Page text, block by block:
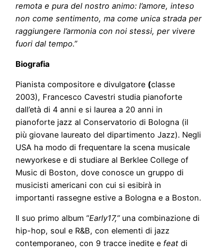
remota e pura del nostro animo: l’amore, inteso
non come sentimento, ma come unica strada per
raggiungere l’armonia con noi stessi, per vivere
fuori dal tempo.”
Biografia
Pianista compositore e divulgatore (classe
2003), Francesco Cavestri studia pianoforte
dall’età di 4 anni e si laurea a 20 anni in
pianoforte jazz al Conservatorio di Bologna (il
più giovane laureato del dipartimento Jazz). Negli
USA ha modo di frequentare la scena musicale
newyorkese e di studiare al Berklee College of
Music di Boston, dove conosce un gruppo di
musicisti americani con cui si esibirà in
importanti rassegne estive a Bologna e a Boston.
Il suo primo album “Early17,” una combinazione di
hip-hop, soul e R&B, con elementi di jazz
contemporaneo, con 9 tracce inedite e feat di